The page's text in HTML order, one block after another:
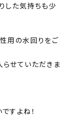
した気持ちも少
用の水回りをご
せていただきま
すよね！